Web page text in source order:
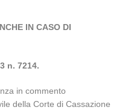
IN CASO DI
n. 7214.
in commento
della Corte di Cassazione